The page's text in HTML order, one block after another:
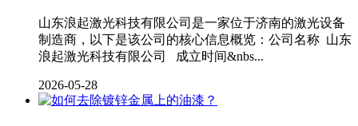
山东浪起激光科技有限公司是一家位于济南的激光设备
制造商，以下是该公司的核心信息概览：公司名称 山东
浪起激光科技有限公司 成立时间&nbs...
2026-05-28